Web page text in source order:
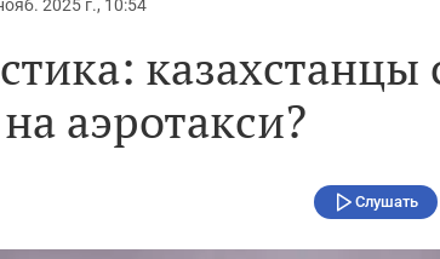
2025 г., 10:54
казахстанцы
аэротакси?
Слушать